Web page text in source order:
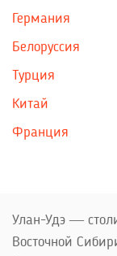
Германия
Белоруссия
Турция
Китай
Франция
Улан-Удэ —
Восточной